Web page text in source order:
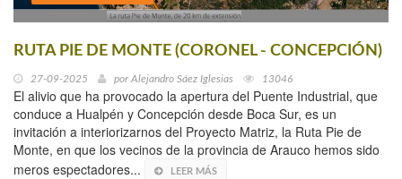
RUTA PIE DE MONTE (CORONEL - CONCEPCIÓN)
27-09-2025 por Alejandro Sáez Iglesias 13046
El alivio que ha provocado la apertura del Puente Industrial, que
conduce a Hualpén y Concepción desde Boca Sur, es un
invitación a interiorizarnos del Proyecto Matriz, la Ruta Pie de
Monte, en que los vecinos de la provincia de Arauco hemos sido
meros espectadores...
LEER MÁS